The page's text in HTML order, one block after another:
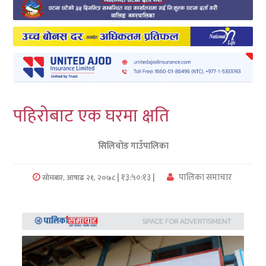
२
बागमती
गण्डकी
कर्णाली
प्रदेश/
समाचार
अन्तरवार्ता
पहिरोबाट एक घरमा क्षति
सिलिचोङ गाउँपालिका
सोमबार, आषाढ २१, २०७८| १३:५०:१३ | पालिका समाचार